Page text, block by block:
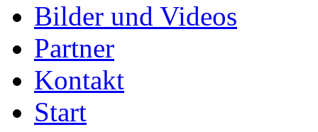
Bilder und Videos
Partner
Kontakt
Start